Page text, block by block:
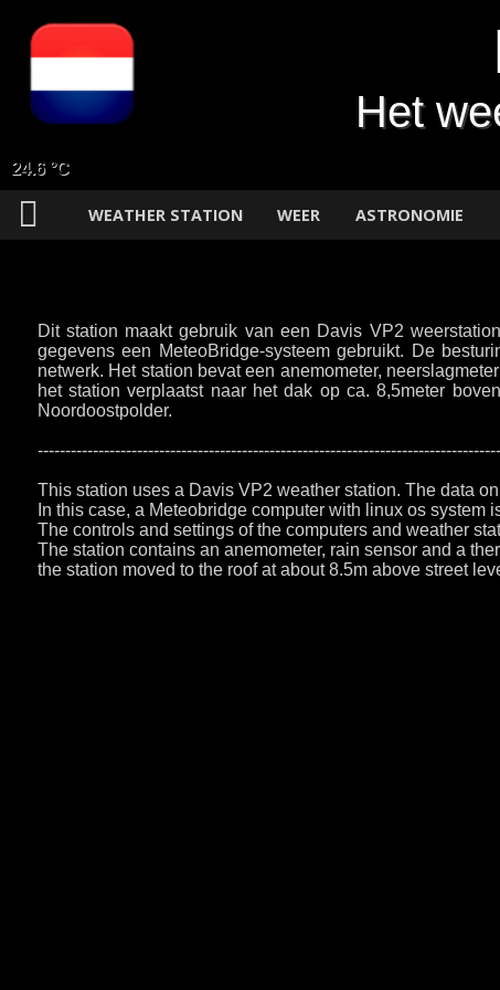
24.6 °C
Het
WEATHER STATION WEER ASTRONOMIE
Dit station maakt gebruik van een Davis VP2
gegevens een MeteoBridge-systeem gebruikt. De
netwerk. Het station bevat een anemometer,
het station verplaatst naar het dak op ca. 8,5meter
Noordoostpolder.
This station uses a Davis VP2 weather station. The data
In this case, a Meteobridge computer with linux os system
The controls and settings of the computers and weather
The station contains an anemometer, rain sensor and a
the station moved to the roof at about 8.5m above street